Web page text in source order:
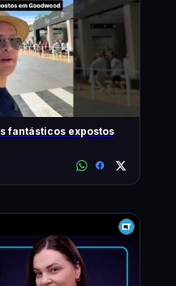
fantásticos expostos